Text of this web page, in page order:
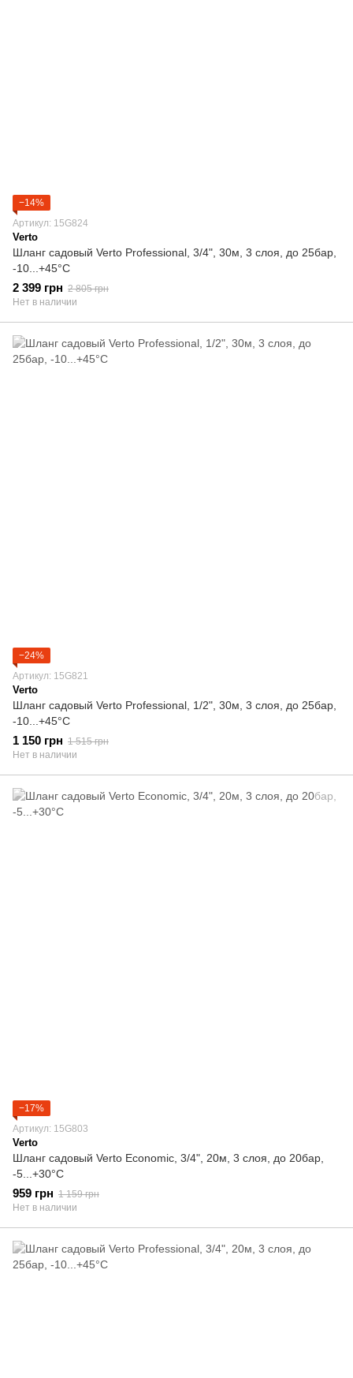
−14%
Артикул: 15G824
Verto
Шланг садовый Verto Professional, 3/4", 30м, 3 слоя, до 25бар,
-10...+45°C
2 399 грн 2 805 грн
Нет в наличии
−24%
Артикул: 15G821
Verto
Шланг садовый Verto Professional, 1/2", 30м, 3 слоя, до 25бар,
-10...+45°C
1 150 грн 1 515 грн
Нет в наличии
−17%
Артикул: 15G803
Verto
Шланг садовый Verto Economic, 3/4", 20м, 3 слоя, до 20бар,
-5...+30°C
959 грн 1 159 грн
Нет в наличии